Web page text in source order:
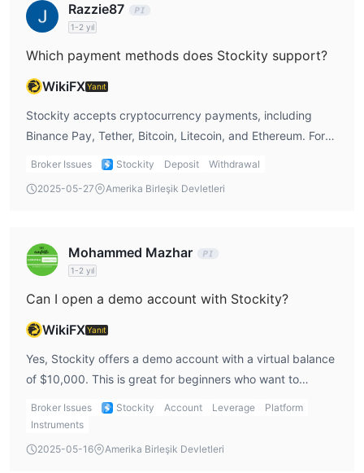
Razzie87
1-2 yıl
Which payment methods does Stockity support?
WikiFXYanıt
Stockity accepts cryptocurrency payments, including
Binance Pay, Tether, Bitcoin, Litecoin, and Ethereum. For
those who prefer traditional payment methods, this might
convenient for Stockity trading.
Broker Issues Stockity Deposit
Withdrawal
2025-05-27
Amerika Birleşik Devletleri
Mohammed Mazhar
1-2 yıl
Can I open a demo account with Stockity?
WikiFXYanıt
Yes, Stockity offers a demo account with a virtual balance
of $10,000. This is great for beginners who want to
practice Stockity trading without risking real money. It’s a
useful tool for getting comfortable with the platform and
learning how to trade effectively.
Broker Issues Stockity Account Leverage
Platform
Instruments
2025-05-16
Amerika Birleşik Devletleri